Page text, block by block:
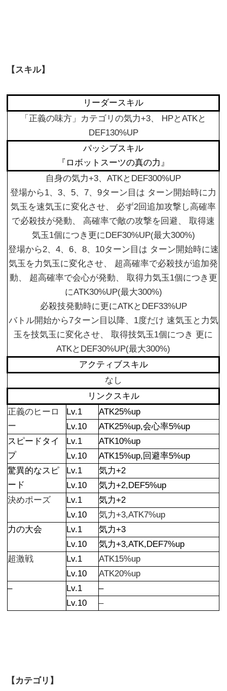
【スキル】
リーダースキル
「正義の味方」カテゴリの気力+3、 HPとATKと
DEF130%UP
パッシブスキル
『ロボットスーツの真の力』
自身の気力+3、ATKとDEF300%UP
登場から1、3、5、7、9ターン目は ターン開始時に力
気玉を速気玉に変化させ、 必ず2回追加攻撃し高確率
で必殺技が発動、 高確率で敵の攻撃を回避、 取得速
気玉1個につき更にDEF30%UP(最大300%)
登場から2、4、6、8、10ターン目は ターン開始時に速
気玉を力気玉に変化させ、 超高確率で必殺技が追加発
動、 超高確率で会心が発動、 取得力気玉1個につき更
にATK30%UP(最大300%)
必殺技発動時に更にATKとDEF33%UP
バトル開始から7ターン目以降、1度だけ 速気玉と力気
玉を技気玉に変化させ、 取得技気玉1個につき 更に
ATKとDEF30%UP(最大300%)
アクティブスキル
なし
リンクスキル
正義のヒーロ
ー
Lv.1
ATK25%up
Lv.10
ATK25%up,会心率5%up
スピードタイ
プ
Lv.1
ATK10%up
Lv.10
ATK15%up,回避率5%up
驚異的なスピ
ード
Lv.1
気力+2
Lv.10
気力+2,DEF5%up
決めポーズ
Lv.1
気力+2
Lv.10
気力+3,ATK7%up
力の大会
Lv.1
気力+3
Lv.10
気力+3,ATK,DEF7%up
超激戦
Lv.1
ATK15%up
Lv.10
ATK20%up
–
Lv.1
–
Lv.10
–
【カテゴリ】